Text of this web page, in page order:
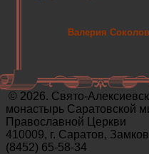
Валерия
© 2026. Свято-
монастырь Саратовской
Православной Церкви
410009, г. Саратов,
(8452) 65-58-34